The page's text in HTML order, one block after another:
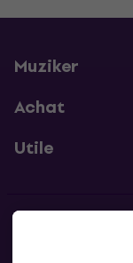
Muziker
Achat
Utile